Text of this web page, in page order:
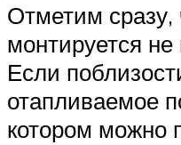
Отметим сразу,
монтируется не
Если
отапливаемое
котором можно